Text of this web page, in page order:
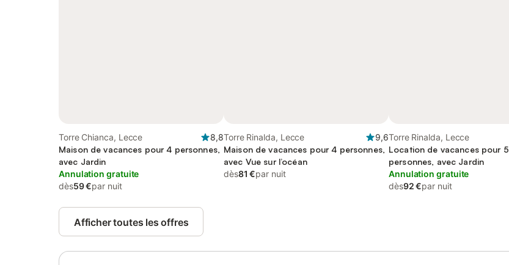
Torre Chianca, Lecce
8,8
Maison de vacances pour 4 personnes,
avec Jardin
Annulation gratuite
dès59 €par nuit
Torre Rinalda, Lecce
9,6
Maison de vacances pour 4 personnes,
avec Vue sur l’océan
dès81 €par nuit
Torre Rinalda, Lecce
Location de vacances pour 5
personnes, avec Jardin
Annulation gratuite
dès92 €par nuit
Afficher toutes les offres